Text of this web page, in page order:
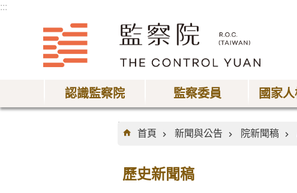
:::
認識監察院 監察委員 國家
:::
首頁
新聞與公告 院新聞稿
歷史新聞稿